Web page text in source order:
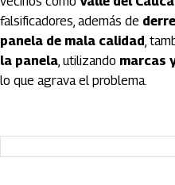
falsificadores, además de
panela de mala calidad,
la panela, utilizando marcas
lo que agrava el problema.